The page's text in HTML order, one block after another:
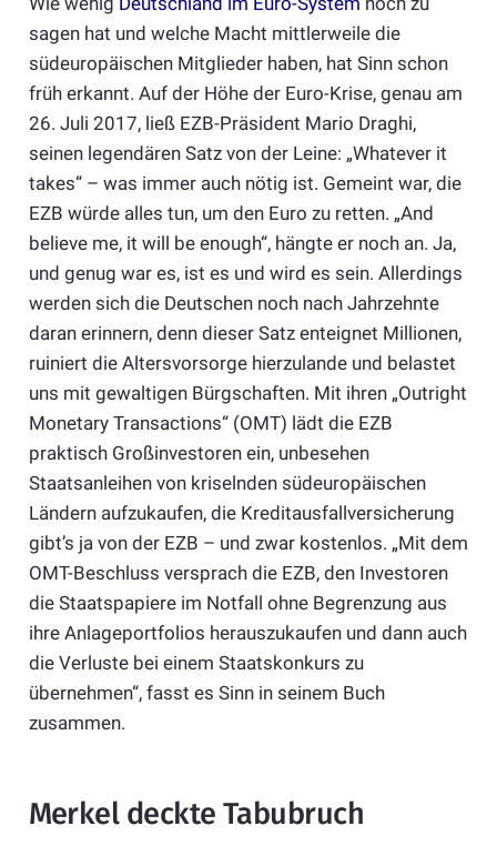
sagen hat und welche Macht mittlerweile die
südeuropäischen Mitglieder haben, hat Sinn schon
früh erkannt. Auf der Höhe der Euro-Krise, genau am
26. Juli 2017, ließ EZB-Präsident Mario Draghi,
seinen legendären Satz von der Leine: „Whatever it
takes“ – was immer auch nötig ist. Gemeint war, die
EZB würde alles tun, um den Euro zu retten. „And
believe me, it will be enough“, hängte er noch an. Ja,
und genug war es, ist es und wird es sein. Allerdings
werden sich die Deutschen noch nach Jahrzehnte
daran erinnern, denn dieser Satz enteignet Millionen,
ruiniert die Altersvorsorge hierzulande und belastet
uns mit gewaltigen Bürgschaften. Mit ihren „Outright
Monetary Transactions“ (OMT) lädt die EZB
praktisch Großinvestoren ein, unbesehen
Staatsanleihen von kriselnden südeuropäischen
Ländern aufzukaufen, die Kreditausfallversicherung
gibt’s ja von der EZB – und zwar kostenlos. „Mit dem
OMT-Beschluss versprach die EZB, den Investoren
die Staatspapiere im Notfall ohne Begrenzung aus
ihre Anlageportfolios herauszukaufen und dann auch
die Verluste bei einem Staatskonkurs zu
übernehmen“, fasst es Sinn in seinem Buch
zusammen.
Merkel deckte Tabubruch